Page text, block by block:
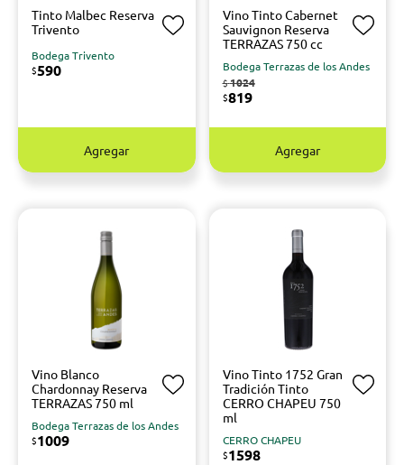
Tinto Malbec Reserva
Trivento
Bodega Trivento
$590
Agregar
Vino Tinto Cabernet
Sauvignon Reserva
TERRAZAS 750 cc
Bodega Terrazas de los Andes
$1024
$819
Agregar
Vino Blanco
Chardonnay Reserva
TERRAZAS 750 ml
Bodega Terrazas de los Andes
$1009
Vino Tinto 1752 Gran
Tradición Tinto
CERRO CHAPEU 750
ml
CERRO CHAPEU
$1598